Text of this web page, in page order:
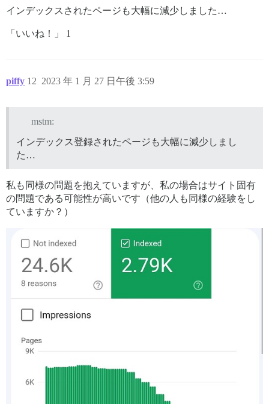
<link rel="preload" href="/assets/plugins/
<script defer src="/assets/plugins/docker_manager-
<link rel="preload" href="/assets/plugins/
<link rel="preload" href="/extra-locales/
<script defer src="/extra-locales/
<link rel="preload" href="/assets/admin-
<link id="manifest-link" rel="manifest" href=/
<link rel="alternate nofollow"
<meta property="og:site_name"
<meta name="twitter:card" content="summary" />
<meta name="twitter:image" content="https://
<meta property="og:image" content="https://
<meta property="og:url" content="https://
<meta name="twitter:url" content="https://
<meta property="og:title" content="One bit-flipping
インデックスされたページも大幅に減少しました…
「いいね！」 1
piffy 2023 年 1 月 27 日午後 3:59
12
mstm:
インデックス登録されたページも大幅に減少しまし
た…
私も同様の問題を抱えていますが、私の場合はサイト固有
の問題である可能性が高いです（他の人も同様の経験をし
ていますか？）